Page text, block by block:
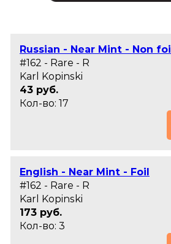
Russian - Near Mint - Non foil
#162 - Rare - R
Karl Kopinski
43 руб.
Кол-во: 17
English - Near Mint - Foil
#162 - Rare - R
Karl Kopinski
173 руб.
Кол-во: 3